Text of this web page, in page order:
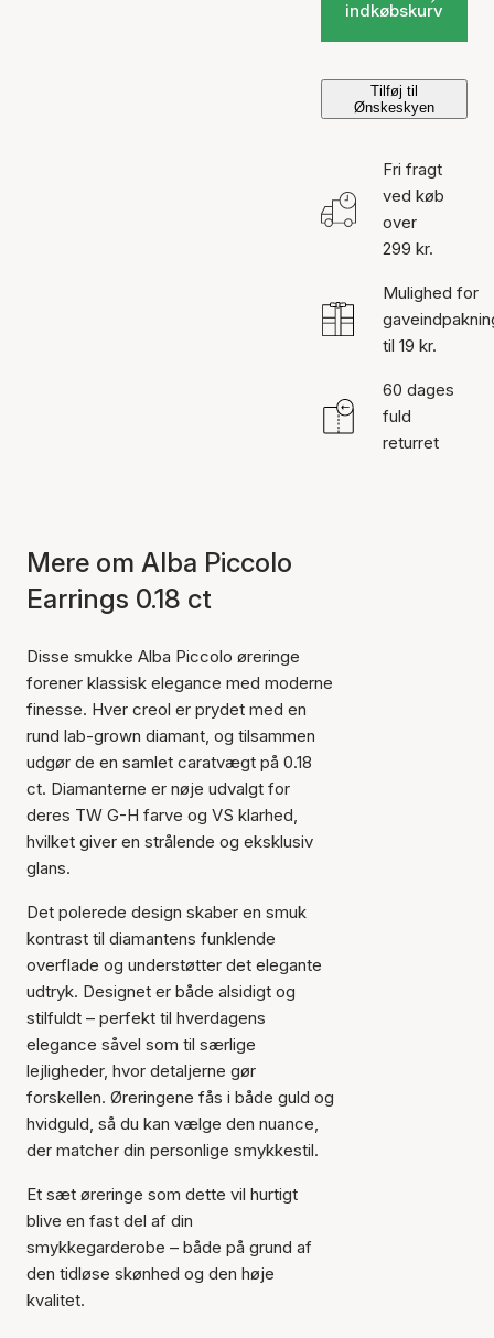
indkøbskurv
Tilføj til
Ønskeskyen
Varen er tilføjet til kurven
Fri fragt
ved køb
over
299 kr.
Mulighed for
til 19 kr.
60 dages
fuld
returret
Mere om Alba Piccolo
Earrings 0.18 ct
Disse smukke Alba Piccolo øreringe
forener klassisk elegance med moderne
finesse. Hver creol er prydet med en
rund lab-grown diamant, og tilsammen
udgør de en samlet caratvægt på 0.18
ct. Diamanterne er nøje udvalgt for
deres TW G-H farve og VS klarhed,
hvilket giver en strålende og eksklusiv
glans.
Det polerede design skaber en smuk
kontrast til diamantens funklende
overflade og understøtter det elegante
udtryk. Designet er både alsidigt og
stilfuldt – perfekt til hverdagens
elegance såvel som til særlige
lejligheder, hvor detaljerne gør
forskellen. Øreringene fås i både guld og
hvidguld, så du kan vælge den nuance,
der matcher din personlige smykkestil.
Et sæt øreringe som dette vil hurtigt
blive en fast del af din
smykkegarderobe – både på grund af
den tidløse skønhed og den høje
kvalitet.